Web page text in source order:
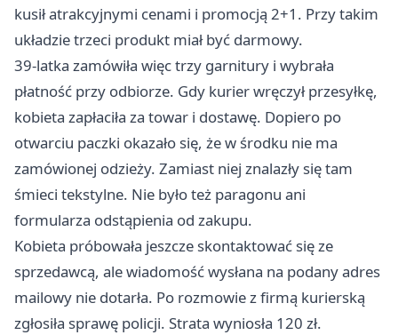
kusił atrakcyjnymi cenami i promocją 2+1. Przy takim
układzie trzeci produkt miał być darmowy.
39-latka zamówiła więc trzy garnitury i wybrała
płatność przy odbiorze. Gdy kurier wręczył przesyłkę,
kobieta zapłaciła za towar i dostawę. Dopiero po
otwarciu paczki okazało się, że w środku nie ma
zamówionej odzieży. Zamiast niej znalazły się tam
śmieci tekstylne. Nie było też paragonu ani
formularza odstąpienia od zakupu.
Kobieta próbowała jeszcze skontaktować się ze
sprzedawcą, ale wiadomość wysłana na podany adres
mailowy nie dotarła. Po rozmowie z firmą kurierską
zgłosiła sprawę policji. Strata wyniosła 120 zł.